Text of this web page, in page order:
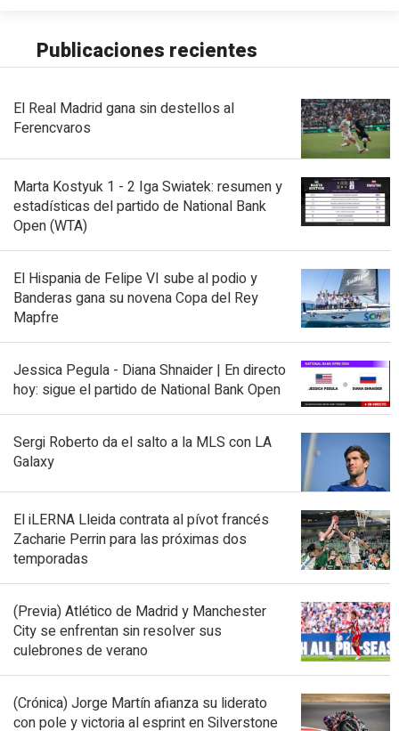
Publicaciones recientes
El Real Madrid gana sin destellos al
Ferencvaros
Marta Kostyuk 1 - 2 Iga Swiatek: resumen y
estadísticas del partido de National Bank
Open (WTA)
El Hispania de Felipe VI sube al podio y
Banderas gana su novena Copa del Rey
Mapfre
Jessica Pegula - Diana Shnaider | En directo
hoy: sigue el partido de National Bank Open
Sergi Roberto da el salto a la MLS con LA
Galaxy
El iLERNA Lleida contrata al pívot francés
Zacharie Perrin para las próximas dos
temporadas
(Previa) Atlético de Madrid y Manchester
City se enfrentan sin resolver sus
culebrones de verano
(Crónica) Jorge Martín afianza su liderato
con pole y victoria al esprint en Silverstone